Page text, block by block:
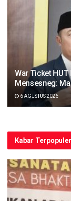
War Ticket HUT
Mensesneg:
6 AGUSTUS 2026
Kabar Terpopuler